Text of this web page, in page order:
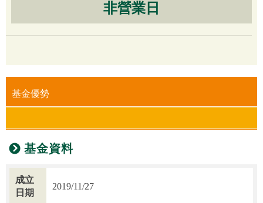
非營業日
基金優勢
基金資料
成立
日期
2019/11/27